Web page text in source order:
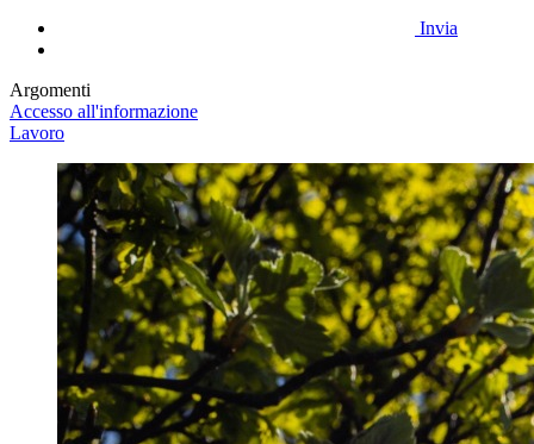
Invia
Argomenti
Accesso all'informazione
Lavoro